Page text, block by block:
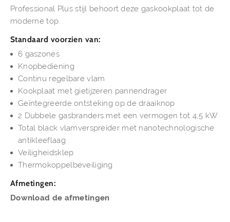
Professional Plus stijl behoort deze gaskookplaat tot de
moderne top.
Standaard voorzien van:
6 gaszones
Knopbediening
Continu regelbare vlam
Kookplaat met gietijzeren pannendrager
Geïntegreerde ontsteking op de draaiknop
2 Dubbele gasbranders met een vermogen tot 4,5 kW
Total black vlamverspreider met nanotechnologische
antikleeflaag
Veiligheidsklep
Thermokoppelbeveiliging
Afmetingen:
Download de afmetingen